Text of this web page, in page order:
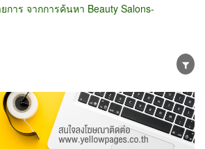
การ จากการค้นหา Beauty Salons-
ยปลีก ผู้ผลิต
ตัวแทนจัดจำหน่าย
ธุรกิจบริการ